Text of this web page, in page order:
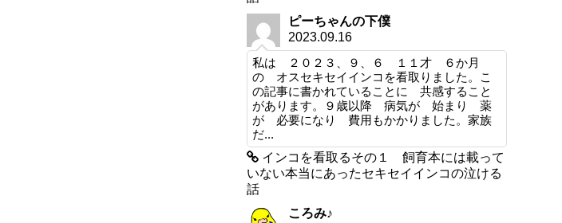
ピーちゃんの下僕
2023.09.16
私は ２０２３、９、６ １１才 ６か月
の オスセキセイインコを看取りました。こ
の記事に書かれていることに 共感すること
があります。９歳以降 病気が 始まり 薬
が 必要になり 費用もかかりました。家族
だ...
インコを看取るその１ 飼育本には載って
いない本当にあったセキセイインコの泣ける
話
ころみ♪